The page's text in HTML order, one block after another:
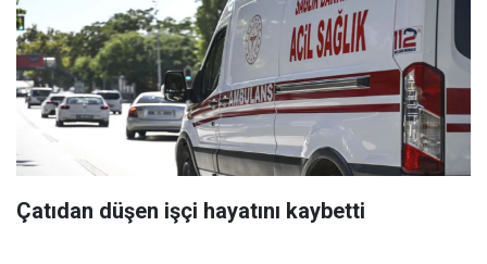
Çatıdan düşen işçi hayatını kaybetti